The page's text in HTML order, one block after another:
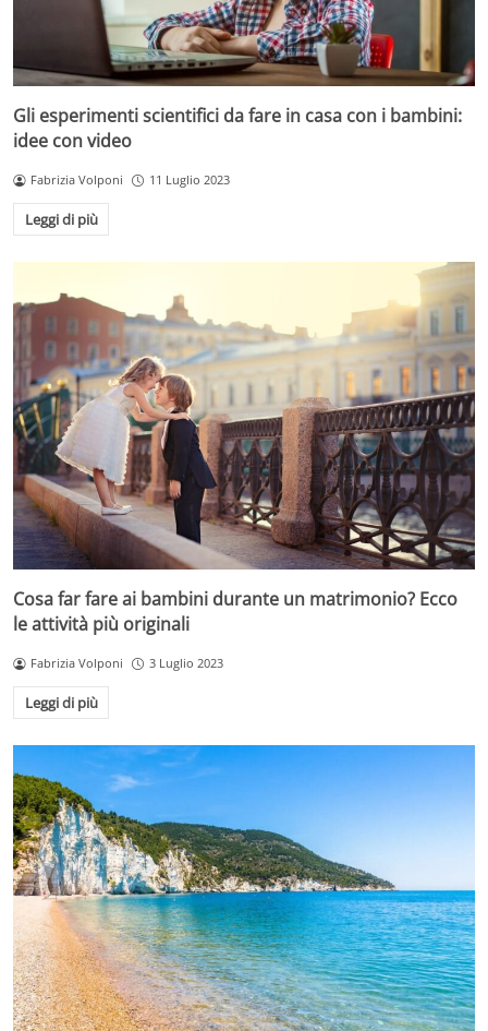
Gli esperimenti scientifici da fare in casa con i bambini:
idee con video
Fabrizia Volponi 11 Luglio 2023
Leggi di più
Cosa far fare ai bambini durante un matrimonio? Ecco
le attività più originali
Fabrizia Volponi 3 Luglio 2023
Leggi di più